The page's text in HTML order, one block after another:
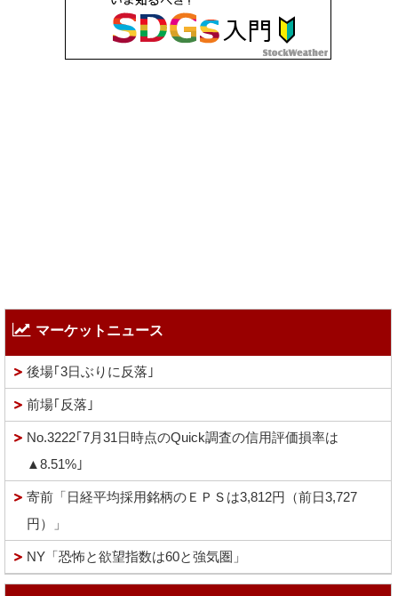
マーケットニュース
後場｢3日ぶりに反落｣
前場｢反落｣
No.3222｢7月31日時点のQuick調査の信用評価損率は
▲8.51%｣
寄前「日経平均採用銘柄のＥＰＳは3,812円（前日3,727
円）」
NY「恐怖と欲望指数は60と強気圏」